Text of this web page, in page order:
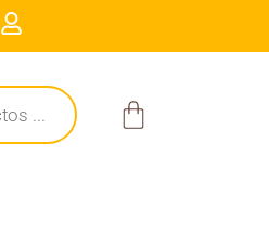
Carrito